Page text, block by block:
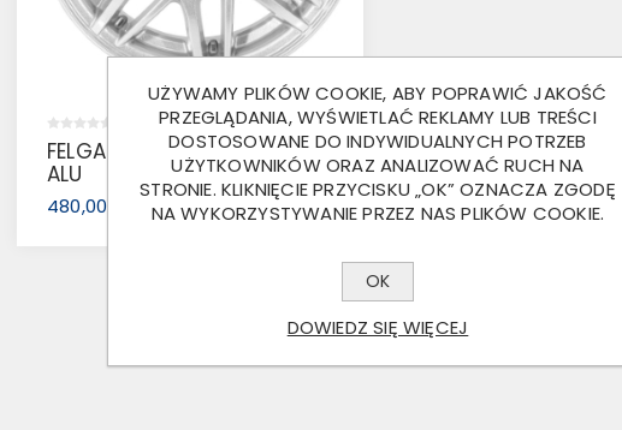
FELGA 4.00X13 4X100
ALU
480,00 ZŁ
UŻYWAMY PLIKÓW COOKIE, ABY POPRAWIĆ JAKOŚĆ
PRZEGLĄDANIA, WYŚWIETLAĆ REKLAMY LUB TREŚCI
DOSTOSOWANE DO INDYWIDUALNYCH POTRZEB
UŻYTKOWNIKÓW ORAZ ANALIZOWAĆ RUCH NA
STRONIE. KLIKNIĘCIE PRZYCISKU „OK” OZNACZA ZGODĘ
NA WYKORZYSTYWANIE PRZEZ NAS PLIKÓW COOKIE.
OK
DOWIEDZ SIĘ WIĘCEJ